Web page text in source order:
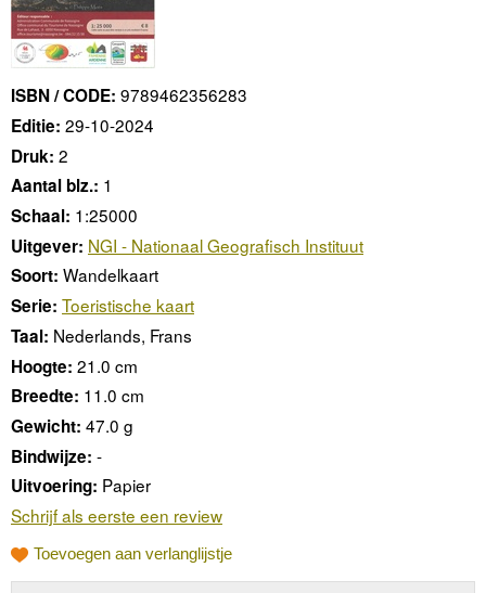
ISBN / CODE: 9789462356283
Editie: 29-10-2024
Druk: 2
Aantal blz.: 1
Schaal: 1:25000
Uitgever: NGI - Nationaal Geografisch Instituut
Soort: Wandelkaart
Serie: Toeristische kaart
Taal: Nederlands, Frans
Hoogte: 21.0 cm
Breedte: 11.0 cm
Gewicht: 47.0 g
Bindwijze: -
Uitvoering: Papier
Schrijf als eerste een review
Toevoegen aan verlanglijstje